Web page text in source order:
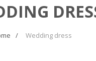
Wedding dress